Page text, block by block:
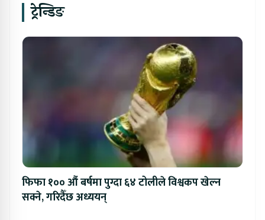
ट्रेन्डिङ
फिफा १०० औं बर्षमा पुग्दा ६४ टोलीले विश्वकप खेल्न
सक्ने, गरिदैँछ अध्ययन्